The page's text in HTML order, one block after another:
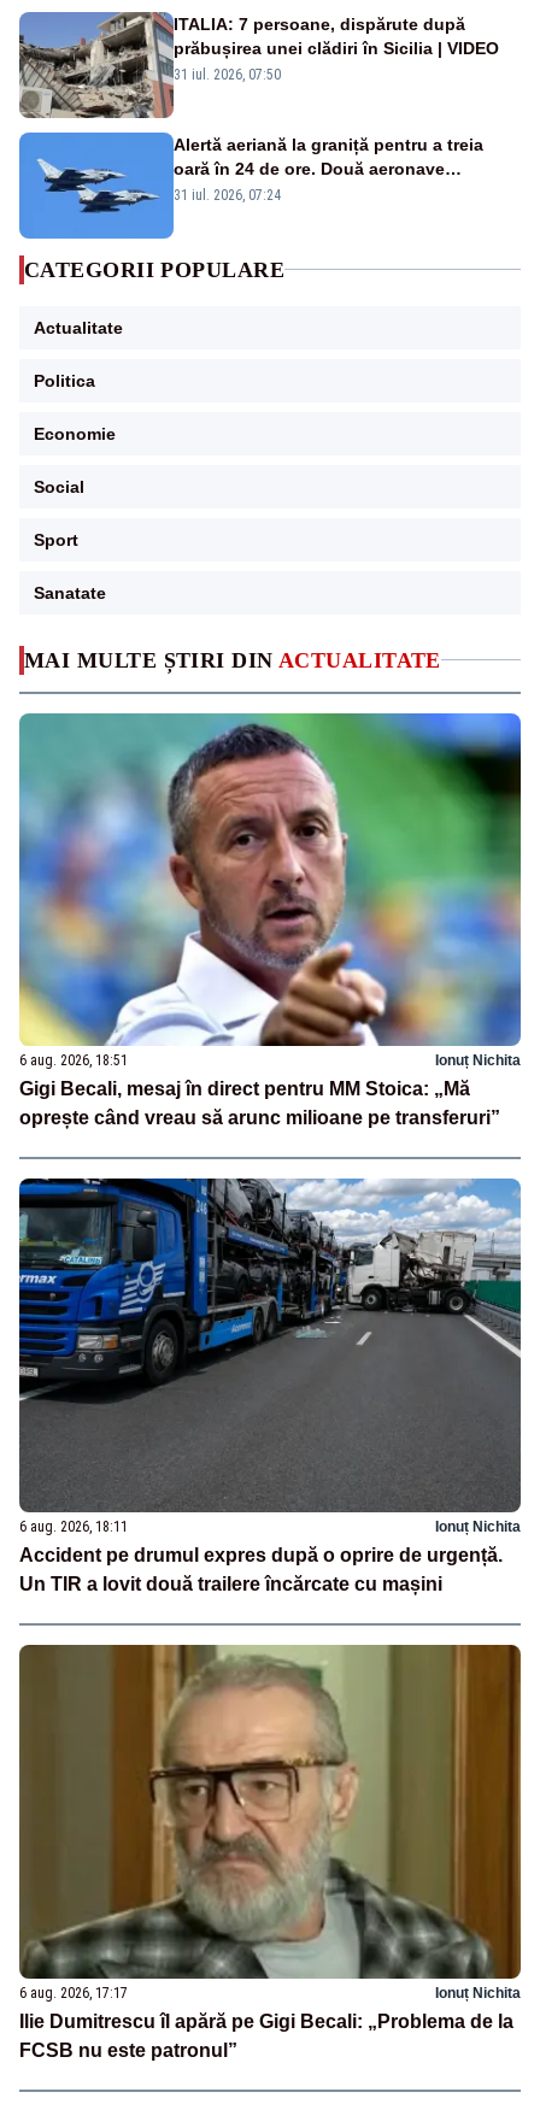
MAI MULTE ȘTIRI DIN ACTUALITATE
6 aug. 2026, 18:51 Ionuț Nichita
Gigi Becali, mesaj în direct pentru MM Stoica: „Mă
oprește când vreau să arunc milioane pe transferuri”
6 aug. 2026, 18:11 Ionuț Nichita
Accident pe drumul expres după o oprire de urgență.
Un TIR a lovit două trailere încărcate cu mașini
6 aug. 2026, 17:17 Ionuț Nichita
Ilie Dumitrescu îl apără pe Gigi Becali: „Problema de la
FCSB nu este patronul”
ITALIA: 7 persoane, dispărute după
prăbușirea unei clădiri în Sicilia | VIDEO
31 iul. 2026, 07:50
Alertă aeriană la graniță pentru a treia
oară în 24 de ore. Două aeronave
Eurofighter britanice au fost ridicate de la
31 iul. 2026, 07:24
CATEGORII POPULARE
Actualitate
Politica
Economie
Social
Sport
Sanatate